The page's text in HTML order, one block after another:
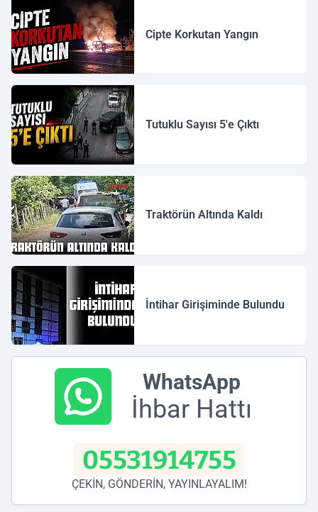
Cipte Korkutan Yangın
Tutuklu Sayısı 5'e Çıktı
Traktörün Altında Kaldı
İntihar Girişiminde Bulundu
WhatsApp
İhbar Hattı
05531914755
ÇEKİN, GÖNDERİN, YAYINLAYALIM!